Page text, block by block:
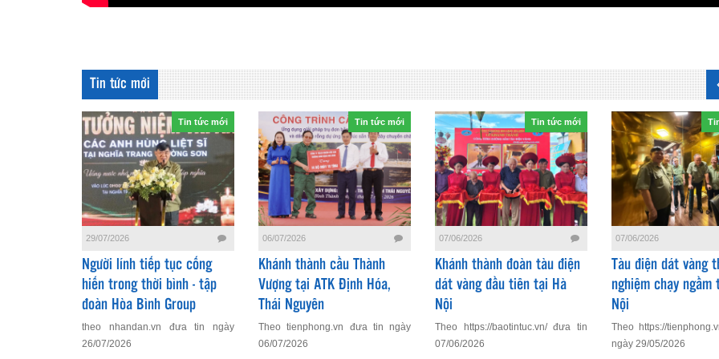
Tin tức mới
Tin tức mới
29/07/2026
Người lính tiếp tục cống
hiến trong thời bình - tập
đoàn Hòa Bình Group
theo nhandan.vn đưa tin ngày
26/07/2026
Tin tức mới
06/07/2026
Khánh thành cầu Thành
Vượng tại ATK Định Hóa,
Thái Nguyên
Theo tienphong.vn đưa tin ngày
06/07/2026
Tin tức mới
07/06/2026
Khánh thành đoàn tàu điện
dát vàng đầu tiên tại Hà
Nội
Theo https://baotintuc.vn/ đưa tin
07/06/2026
07/06/2026
Tàu điện dát vàng
nghiệm chạy ngầm
Nội
Theo https://
ngày 29/05/2026